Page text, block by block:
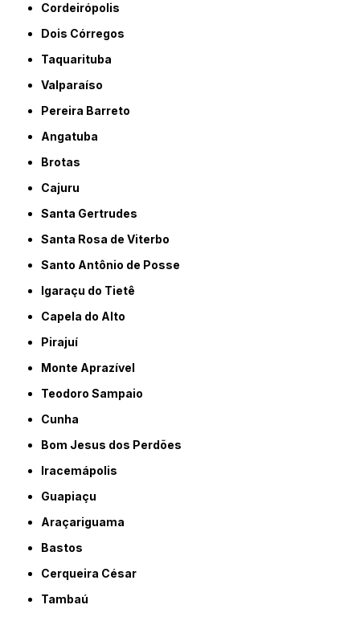
Cordeirópolis
Dois Córregos
Taquarituba
Valparaíso
Pereira Barreto
Angatuba
Brotas
Cajuru
Santa Gertrudes
Santa Rosa de Viterbo
Santo Antônio de Posse
Igaraçu do Tietê
Capela do Alto
Pirajuí
Monte Aprazível
Teodoro Sampaio
Cunha
Bom Jesus dos Perdões
Iracemápolis
Guapiaçu
Araçariguama
Bastos
Cerqueira César
Tambaú